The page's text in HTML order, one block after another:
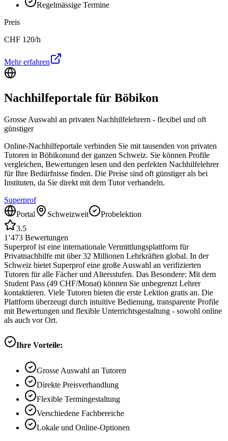
Regelmässige Termine
Preis
CHF 120/h
Mehr erfahren
Nachhilfeportale für Böbikon
Grosse Auswahl an privaten Nachhilfelehrern - flexibel und oft
günstiger
Online-Nachhilfeportale verbinden Sie mit tausenden von privaten
Tutoren in Böbikonund der ganzen Schweiz. Sie können Profile
vergleichen, Bewertungen lesen und den perfekten Nachhilfelehrer
für Ihre Bedürfnisse finden. Die Preise sind oft günstiger als bei
Instituten, da Sie direkt mit dem Tutor verhandeln.
Superprof
Portal
Schweizweit
Probelektion
3.5
1’473 Bewertungen
Superprof ist eine internationale Vermittlungsplattform für
Privatnachhilfe mit über 32 Millionen Lehrkräften global. In der
Schweiz bietet Superprof eine große Auswahl an verifizierten
Tutoren für alle Fächer und Altersstufen. Das Besondere: Mit dem
Student Pass (49 CHF/Monat) können Sie unbegrenzt Lehrer
kontaktieren. Viele Tutoren bieten die erste Lektion gratis an. Die
Plattform überzeugt durch intuitive Bedienung, transparente Profile
mit Bewertungen und flexible Unterrichtsgestaltung - sowohl online
als auch vor Ort.
Ihre Vorteile:
Grosse Auswahl an Tutoren
Direkte Preisverhandlung
Flexible Termingestaltung
Verschiedene Fachbereiche
Lokale und Online-Optionen